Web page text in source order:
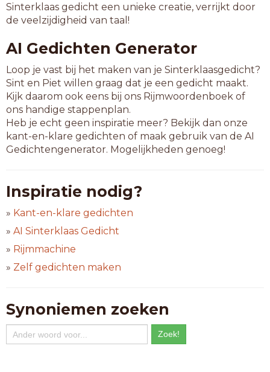
Sinterklaas gedicht een unieke creatie, verrijkt door
de veelzijdigheid van taal!
AI Gedichten Generator
Loop je vast bij het maken van je Sinterklaasgedicht?
Sint en Piet willen graag dat je een gedicht maakt.
Kijk daarom ook eens bij ons Rijmwoordenboek of
ons handige stappenplan.
Heb je echt geen inspiratie meer? Bekijk dan onze
kant-en-klare gedichten of maak gebruik van de AI
Gedichtengenerator. Mogelijkheden genoeg!
Inspiratie nodig?
» Kant-en-klare gedichten
» AI Sinterklaas Gedicht
» Rijmmachine
» Zelf gedichten maken
Synoniemen zoeken